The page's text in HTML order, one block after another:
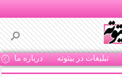
تبلیغات در بیتوته درباره ما